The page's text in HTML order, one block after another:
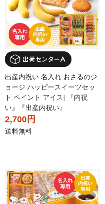
出産内祝い 名入れ おさるのジ
ョージ ハッピースイーツセッ
ト ペイント アイス| 『内祝
い』『出産内祝い』
2,700円
送料無料